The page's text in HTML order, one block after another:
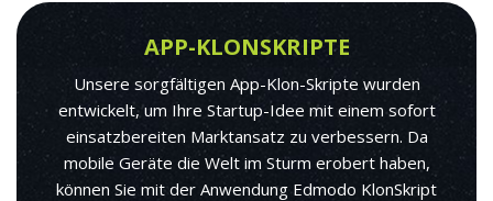
APP-KLONSKRIPTE
Unsere sorgfältigen App-Klon-Skripte wurden
entwickelt, um Ihre Startup-Idee mit einem sofort
einsatzbereiten Marktansatz zu verbessern. Da
mobile Geräte die Welt im Sturm erobert haben,
können Sie mit der Anwendung Edmodo KlonSkript